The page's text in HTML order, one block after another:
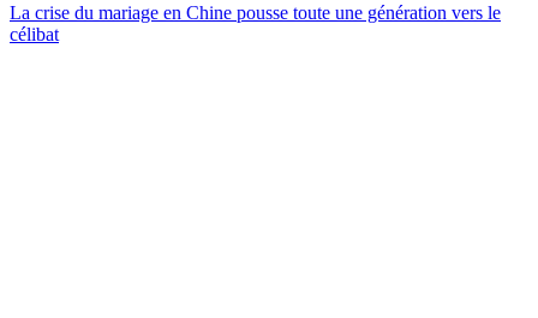
La crise du mariage en Chine pousse toute une génération vers le
célibat